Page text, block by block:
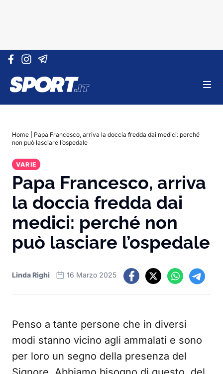
Vai al contenuto
Home
Papa Francesco, arriva la doccia fredda dai medici: perché
non può lasciare l’ospedale
VARIE
Papa Francesco, arriva
la doccia fredda dai
medici: perché non
può lasciare l’ospedale
Linda Righi 16 Marzo 2025
Penso a tante persone che in diversi
modi stanno vicino agli ammalati e sono
per loro un segno della presenza del